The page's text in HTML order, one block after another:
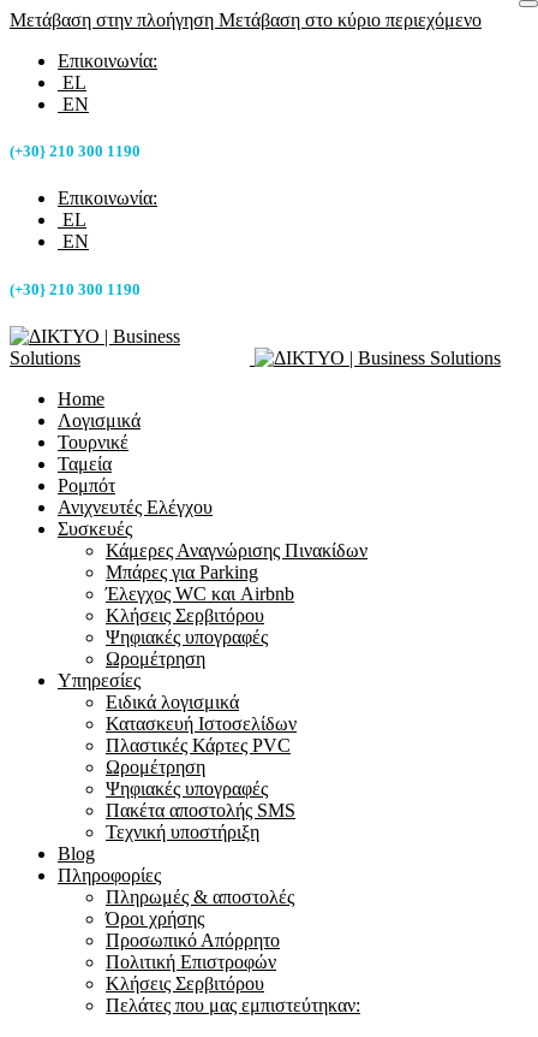
Μετάβαση στην πλοήγηση Μετάβαση στο κύριο περιεχόμενο
Επικοινωνία:
EL
EN
(+30} 210 300 1190
Επικοινωνία:
EL
EN
(+30} 210 300 1190
Home
Λογισμικά
Τουρνικέ
Ταμεία
Ρομπότ
Ανιχνευτές Ελέγχου
Συσκευές
Κάμερες Αναγνώρισης Πινακίδων
Μπάρες για Parking
Έλεγχος WC και Airbnb
Κλήσεις Σερβιτόρου
Ψηφιακές υπογραφές
Ωρομέτρηση
Υπηρεσίες
Ειδικά λογισμικά
Κατασκευή Ιστοσελίδων
Πλαστικές Κάρτες PVC
Ωρομέτρηση
Ψηφιακές υπογραφές
Πακέτα αποστολής SMS
Τεχνική υποστήριξη
Blog
Πληροφορίες
Πληρωμές & αποστολές
Όροι χρήσης
Προσωπικό Απόρρητο
Πολιτική Επιστροφών
Κλήσεις Σερβιτόρου
Πελάτες που μας εμπιστεύτηκαν: